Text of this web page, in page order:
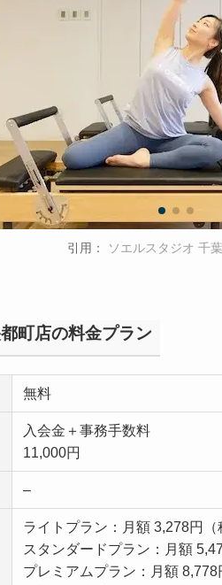
引用： ソエルスタジオ 千
町店の料金プラン
無料
入会金＋事務手数料
11,000円
–
ライトプラン：月額 3,278円（
スタンダードプラン：月額
プレミアムプラン：月額